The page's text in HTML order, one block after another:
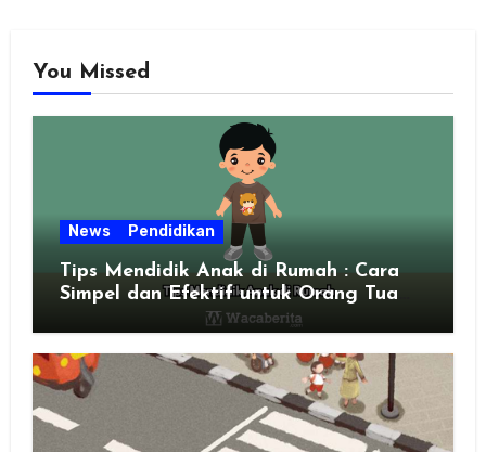
You Missed
News Pendidikan
Tips Mendidik Anak di Rumah : Cara
Simpel dan Efektif untuk Orang Tua
Zaman Sekarang